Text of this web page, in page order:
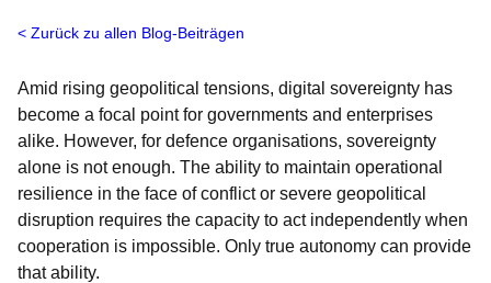
Zurück zu allen Blog-Beiträgen
Amid rising geopolitical tensions, digital sovereignty has
become a focal point for governments and enterprises
alike. However, for defence organisations, sovereignty
alone is not enough. The ability to maintain operational
resilience in the face of conflict or severe geopolitical
disruption requires the capacity to act independently when
cooperation is impossible. Only true autonomy can provide
that ability.